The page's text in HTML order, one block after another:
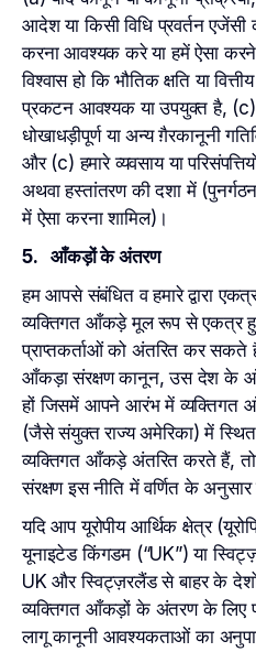
आदेश या किसी विधि प्रवर्तन एजेंसी
करना आवश्यक करे या हमें ऐसा
विश्वास हो कि भौतिक क्षति या
प्रकटन आवश्यक या उपयुक्त है, (c)
धोखाधड़ीपूर्ण या अन्य ग़ैरकानूनी
और (c) हमारे व्यवसाय या
अथवा हस्तांतरण की दशा में
में ऐसा करना शामिल)।
5. आँकड़ों के अंतरण
हम आपसे संबंधित व हमारे द्वारा
व्यक्तिगत आँकड़े मूल रूप से एकत्र
प्राप्तकर्ताओं को अंतरित कर
आँकड़ा संरक्षण कानून, उस देश के
हों जिसमें आपने आरंभ में व्यक्तिगत
(जैसे संयुक्त राज्य अमेरिका) में
व्यक्तिगत आँकड़े अंतरित करते हैं,
संरक्षण इस नीति में वर्णित के
यदि आप यूरोपीय आर्थिक क्षेत्र
यूनाइटेड किंगडम (“UK”) या
UK और स्विट्ज़रलैंड से बाहर के
व्यक्तिगत आँकड़ों के अंतरण के लिए
लागू कानूनी आवश्यकताओं का